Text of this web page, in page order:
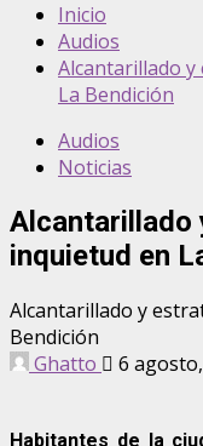
Inicio
Audios
Alcantarillado
La Bendición
Audios
Noticias
Alcantarillado
inquietud en
Alcantarillado y
Bendición
Ghatto
6
Habitantes de la